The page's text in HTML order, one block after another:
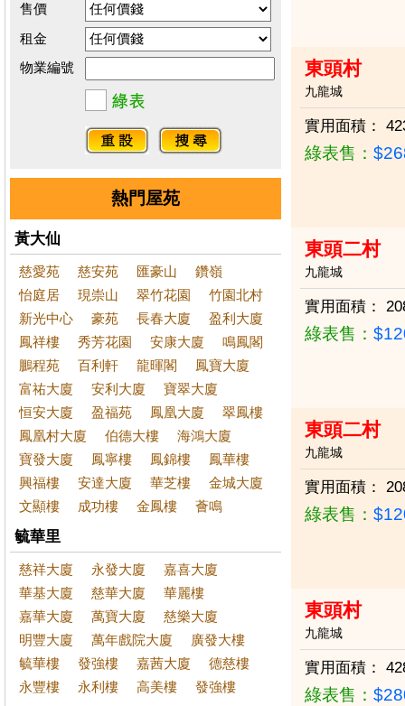
售價
租金
物業編號
熱門屋苑
黃大仙
慈愛苑 慈安苑 匯豪山
鑽嶺
怡庭居
現崇山 翠竹花園
竹園北村
新光中心
豪苑 長春大廈
盈利大廈
鳳祥樓
秀芳花園 安康大廈
鳴鳳閣
鵬程苑
百利軒 龍暉閣
鳳寶大廈
富祐大廈
安利大廈
寶翠大廈
恒安大廈
盈福苑 鳳凰大廈
翠鳳樓
鳳凰村大廈
伯德大樓
海鴻大廈
寶發大廈
鳳寧樓 鳳錦樓
鳳華樓
興福樓
安達大廈 華芝樓
金城大廈
文顯樓
成功樓 金鳳樓 薈鳴
毓華里
慈祥大廈 永發大廈
嘉喜大廈
華基大廈
慈華大廈
華麗樓
嘉華大廈
萬寶大廈
慈樂大廈
明豐大廈
萬年戲院大廈
廣發大樓
毓華樓
發強樓 嘉茜大廈
德慈樓
永豐樓
永利樓 高美樓 發強樓
東頭村
九龍城
實用面積：
綠表售：
東頭二村
九龍城
實用面積：
綠表售：
東頭二村
九龍城
實用面積：
綠表售：
東頭村
九龍城
實用面積：
綠表售：